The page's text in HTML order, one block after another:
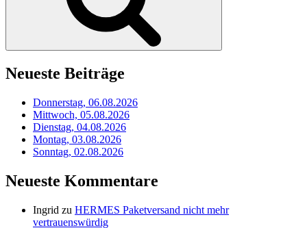
Neueste Beiträge
Donnerstag, 06.08.2026
Mittwoch, 05.08.2026
Dienstag, 04.08.2026
Montag, 03.08.2026
Sonntag, 02.08.2026
Neueste Kommentare
Ingrid zu HERMES Paketversand nicht mehr
vertrauenswürdig